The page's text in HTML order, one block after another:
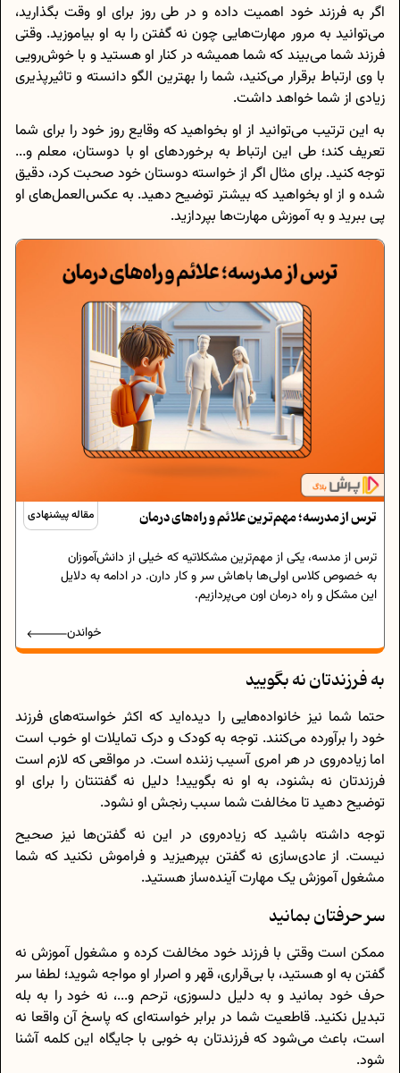
اگر به فرزند خود اهمیت داده و در طی روز برای او وقت بگذارید،
می‌توانید به مرور مهارت‌هایی چون نه گفتن را به او بیاموزید. وقتی
فرزند شما می‌بیند که شما همیشه در کنار او هستید و با خوش‌رویی
با وی ارتباط برقرار می‌کنید، شما را بهترین الگو دانسته و تاثیرپذیری
زیادی از شما خواهد داشت.
به این ترتیب می‌توانید از او بخواهید که وقایع روز خود را برای شما
تعریف کند؛ طی این ارتباط به برخوردهای او با دوستان، معلم و...
توجه کنید. برای مثال اگر از خواسته دوستان خود صحبت کرد، دقیق
شده و از او بخواهید که بیشتر توضیح دهید. به عکس‌العمل‌های او
پی ببرید و به آموزش مهارت‌ها بپردازید.
مقاله پیشنهادی ترس از مدرسه؛ مهم‌ترین علائم و راه‌های درمان
ترس از مدسه، یکی از‌ مهم‌ترین مشکلاتیه که خیلی از دانش‌آموزان
به خصوص کلاس اولی‌ها باهاش سر و کار دارن. در ادامه به دلایل
این مشکل و راه‌ درمان اون می‌پردازیم.
خواندن
به فرزندتان نه بگویید
حتما شما نیز خانواده‌هایی را دیده‌اید که اکثر خواسته‌های فرزند
خود را برآورده می‌کنند. توجه به کودک و درک تمایلات او خوب است
اما زیاده‌روی در هر امری آسیب زننده است. در مواقعی که لازم است
فرزندتان نه بشنود، به او نه بگویید! دلیل نه گفتنتان را برای او
توضیح دهید تا مخالفت شما سبب رنجش او نشود.
توجه داشته باشید که زیاده‌روی در این نه گفتن‌ها نیز صحیح
نیست. از عادی‌سازی نه گفتن بپرهیزید و فراموش نکنید که شما
مشغول آموزش یک مهارت آینده‌ساز هستید.
سر حرفتان بمانید
ممکن است وقتی با فرزند خود مخالفت کرده و مشغول آموزش نه
گفتن به او هستید، با بی‌قراری، قهر و اصرار او مواجه شوید؛ لطفا سر
حرف خود بمانید و به دلیل دلسوزی، ترحم و...، نه خود را به بله
تبدیل نکنید. قاطعیت شما در برابر خواسته‌ای که پاسخ آن واقعا نه
است، باعث می‌شود که فرزندتان به خوبی با جایگاه این کلمه آشنا
شود.